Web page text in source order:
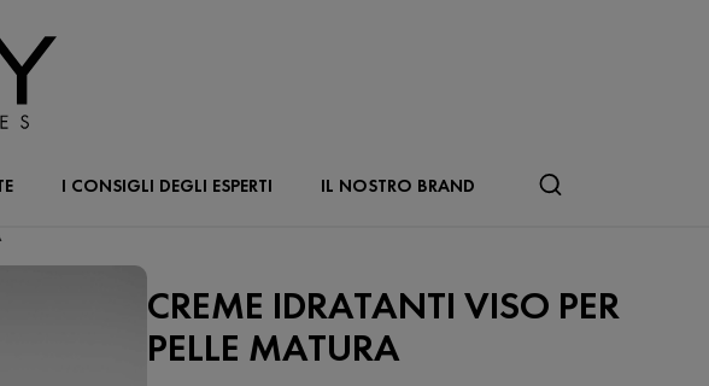
I CONSIGLI DEGLI ESPERTI IL NOSTRO BRAND
CREME IDRATANTI VISO PER
PELLE MATURA